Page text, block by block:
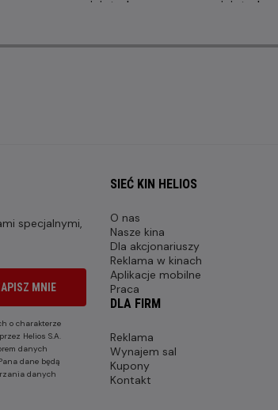
specjalnymi,
MNIE
o charakterze
Helios S.A.
danych
dane będą
danych
SIEĆ KIN HELIOS
O nas
Nasze kina
Dla akcjonariuszy
Reklama w kinach
Aplikacje mobilne
Praca
DLA FIRM
Reklama
Wynajem sal
Kupony
Kontakt